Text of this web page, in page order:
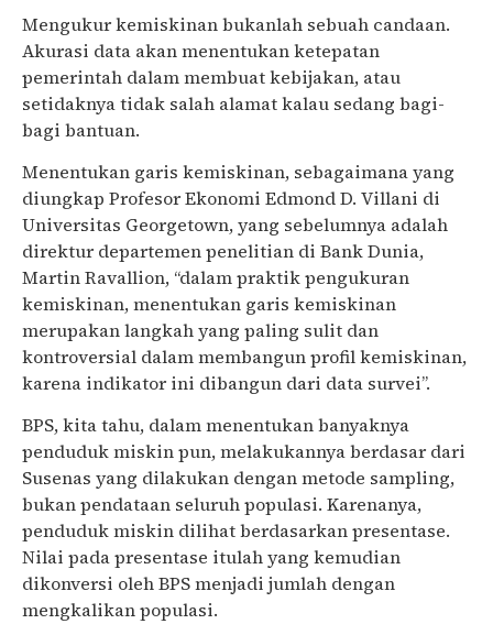
Mengukur kemiskinan bukanlah sebuah candaan.
Akurasi data akan menentukan ketepatan
pemerintah dalam membuat kebijakan, atau
setidaknya tidak salah alamat kalau sedang bagi-
bagi bantuan.
Menentukan garis kemiskinan, sebagaimana yang
diungkap Profesor Ekonomi Edmond D. Villani di
Universitas Georgetown, yang sebelumnya adalah
direktur departemen penelitian di Bank Dunia,
Martin Ravallion, “dalam praktik pengukuran
kemiskinan, menentukan garis kemiskinan
merupakan langkah yang paling sulit dan
kontroversial dalam membangun profil kemiskinan,
karena indikator ini dibangun dari data survei”.
BPS, kita tahu, dalam menentukan banyaknya
penduduk miskin pun, melakukannya berdasar dari
Susenas yang dilakukan dengan metode sampling,
bukan pendataan seluruh populasi. Karenanya,
penduduk miskin dilihat berdasarkan presentase.
Nilai pada presentase itulah yang kemudian
dikonversi oleh BPS menjadi jumlah dengan
mengkalikan populasi.